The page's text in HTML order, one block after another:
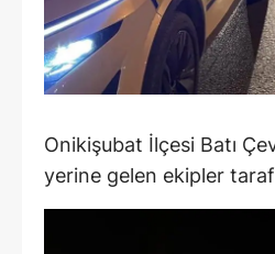
Onikişubat İlçesi Batı
yerine gelen ekipler